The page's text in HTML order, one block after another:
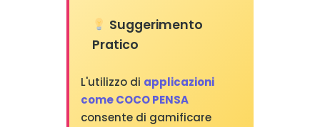
Suggerimento
Pratico
L'utilizzo di applicazioni
come COCO PENSA
consente di gamificare